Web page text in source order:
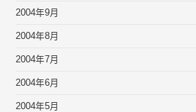
2004年9月
2004年8月
2004年7月
2004年6月
2004年5月